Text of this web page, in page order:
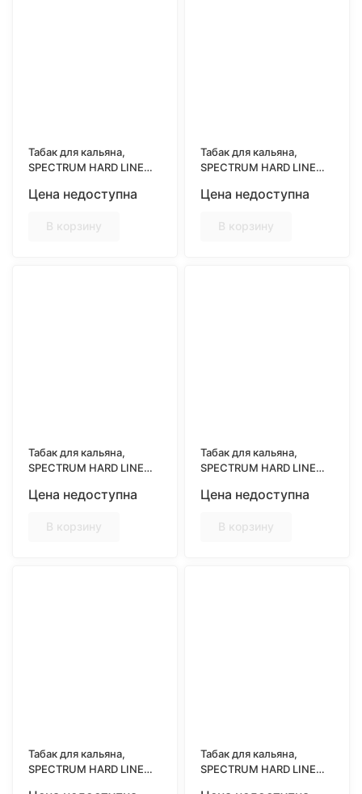
Табак для кальяна,
SPECTRUM HARD LINE
аромат дюшеса)
Цена недоступна
В корзину
Табак для кальяна,
SPECTRUM HARD LINE
(Вкус энергетика)
Цена недоступна
В корзину
Табак для кальяна,
SPECTRUM HARD LINE
вино)
Цена недоступна
В корзину
Табак для кальяна,
SPECTRUM HARD LINE
вкус киви)
Цена недоступна
В корзину
Табак для кальяна,
SPECTRUM HARD LINE
Табак для кальяна,
SPECTRUM HARD LINE